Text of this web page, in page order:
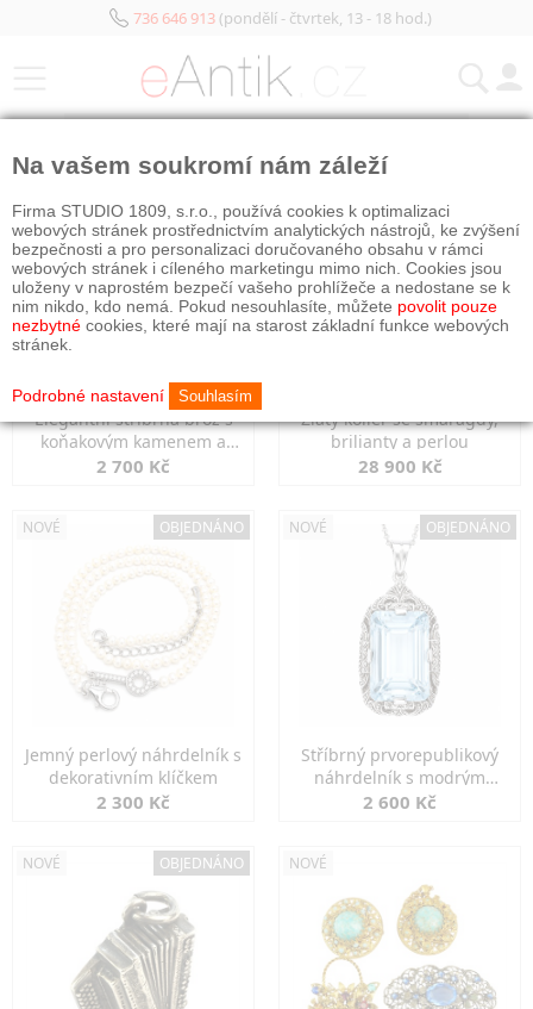
736 646 913(pondělí - čtvrtek, 13 - 18 hod.)
Elegantní stříbrná brož s
koňakovým kamenem a
markazity
2 700 Kč
Zlatý kolier se smaragdy,
brilianty a perlou
28 900 Kč
NOVÉ OBJEDNÁNO
Jemný perlový náhrdelník s
dekorativním klíčkem
2 300 Kč
NOVÉ OBJEDNÁNO
Stříbrný prvorepublikový
náhrdelník s modrým
spinelem
2 600 Kč
NOVÉ OBJEDNÁNO NOVÉ
Na vašem soukromí nám záleží
Firma STUDIO 1809, s.r.o., používá cookies k optimalizaci
webových stránek prostřednictvím analytických nástrojů, ke zvýšení
bezpečnosti a pro personalizaci doručovaného obsahu v rámci
webových stránek i cíleného marketingu mimo nich. Cookies jsou
uloženy v naprostém bezpečí vašeho prohlížeče a nedostane se k
nim nikdo, kdo nemá. Pokud nesouhlasíte, můžete povolit pouze
nezbytné cookies, které mají na starost základní funkce webových
stránek.
Podrobné nastavení Souhlasím